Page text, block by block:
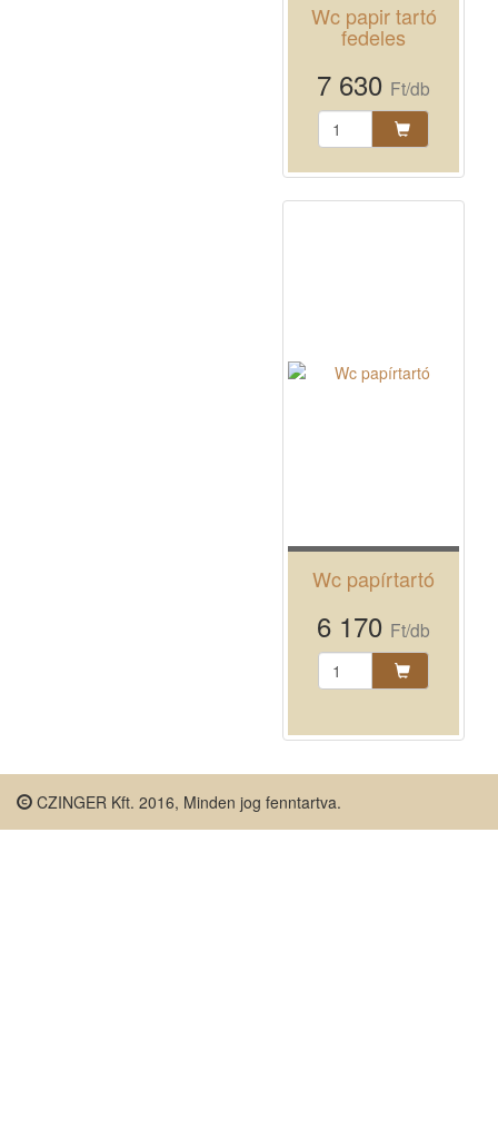
Wc papir tartó
fedeles
7 630 Ft/db
Wc papírtartó
6 170 Ft/db
CZINGER Kft. 2016, Minden jog fenntartva.